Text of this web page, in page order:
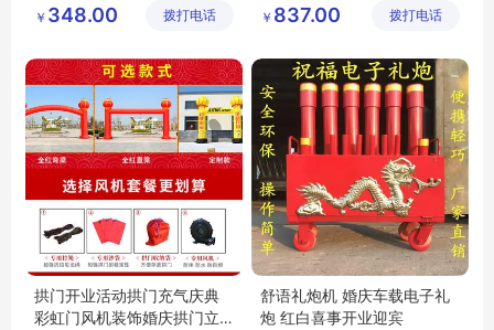
有限公司
￥ 348.00 拨打电话
有限公司
￥ 837.00 拨打电话
拱门开业活动拱门充气庆典
彩虹门风机装饰婚庆拱门立
舒语礼炮机 婚庆车载电子礼
炮 红白喜事开业迎宾